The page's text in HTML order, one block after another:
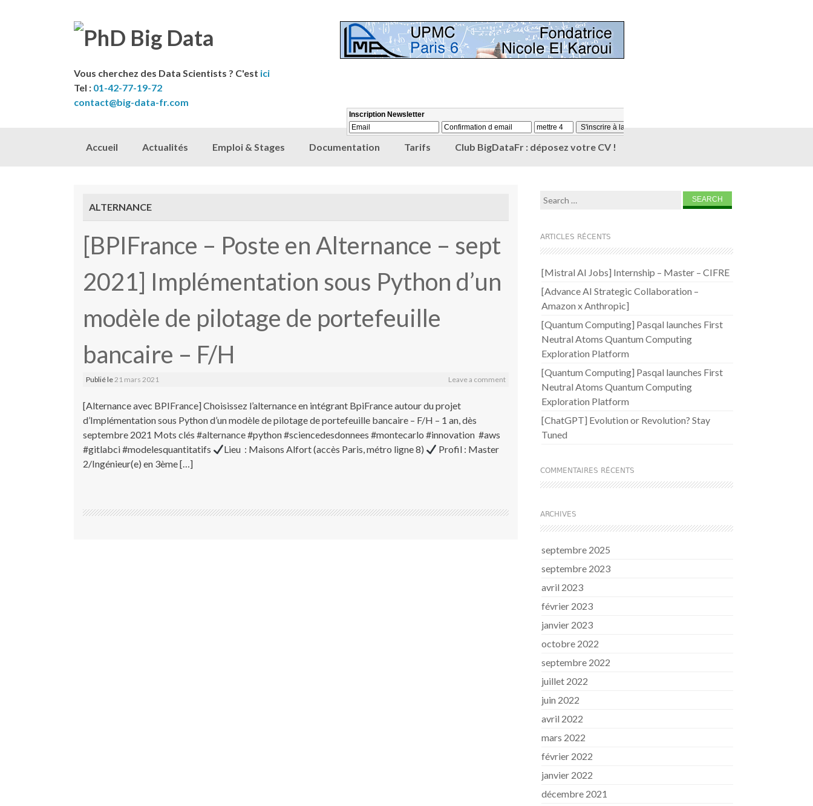
Vous cherchez des Data Scientists ? C'est ici
Tel : 01-42-77-19-72
contact@big-data-fr.com
Skip to content
Accueil Actualités Emploi & Stages Documentation Tarifs Club BigDataFr : déposez votre CV !
ALTERNANCE
[BPIFrance – Poste en Alternance – sept
2021] Implémentation sous Python d’un
modèle de pilotage de portefeuille
bancaire – F/H
Publié le21 mars 2021 Leave a comment
[Alternance avec BPIFrance] Choisissez l’alternance en intégrant BpiFrance autour du projet
d’Implémentation sous Python d’un modèle de pilotage de portefeuille bancaire – F/H – 1 an, dès
septembre 2021 Mots clés #alternance #python #sciencedesdonnees #montecarlo #innovation #aws
#gitlabci #modelesquantitatifs
Lieu : Maisons Alfort (accès Paris, métro ligne 8)
Profil : Master
2/Ingénieur(e) en 3ème […]
Search for:
ARTICLES RÉCENTS
[Mistral AI Jobs] Internship – Master – CIFRE
[Advance AI Strategic Collaboration –
Amazon x Anthropic]
[Quantum Computing] Pasqal launches First
Neutral Atoms Quantum Computing
Exploration Platform
[Quantum Computing] Pasqal launches First
Neutral Atoms Quantum Computing
Exploration Platform
[ChatGPT] Evolution or Revolution? Stay
Tuned
COMMENTAIRES RÉCENTS
ARCHIVES
septembre 2025
septembre 2023
avril 2023
février 2023
janvier 2023
octobre 2022
septembre 2022
juillet 2022
juin 2022
avril 2022
mars 2022
février 2022
janvier 2022
décembre 2021